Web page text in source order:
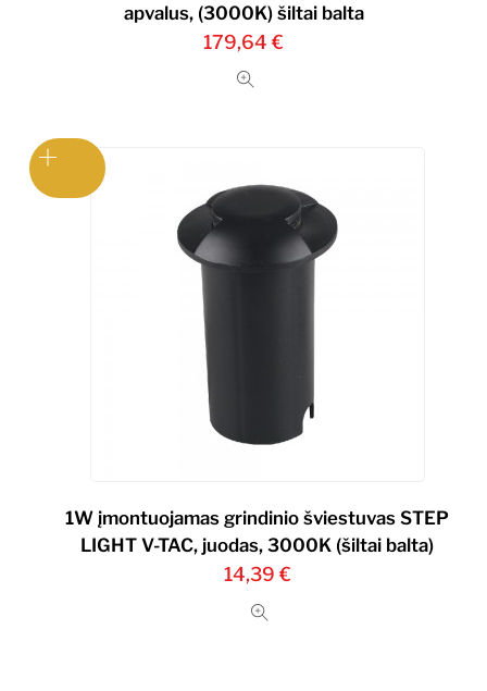
apvalus, (3000K) šiltai balta
179,64 €
1W įmontuojamas grindinio šviestuvas STEP
LIGHT V-TAC, juodas, 3000K (šiltai balta)
14,39 €